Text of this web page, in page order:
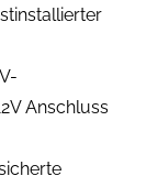
Anschluss